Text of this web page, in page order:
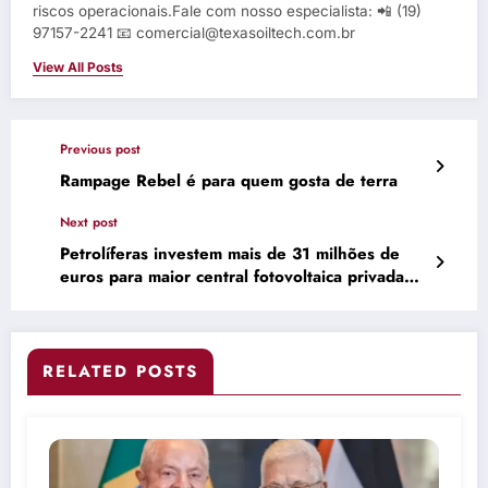
riscos operacionais.Fale com nosso especialista: 📲 (19)
97157-2241 📧 comercial@texasoiltech.com.br
View All Posts
Previous post
Rampage Rebel é para quem gosta de terra
Next post
Petrolíferas investem mais de 31 milhões de
euros para maior central fotovoltaica privada
RELATED POSTS